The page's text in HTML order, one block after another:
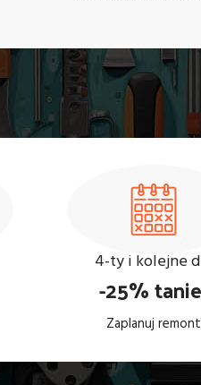
4-ty i kolejne
-25%
Zaplanuj remont